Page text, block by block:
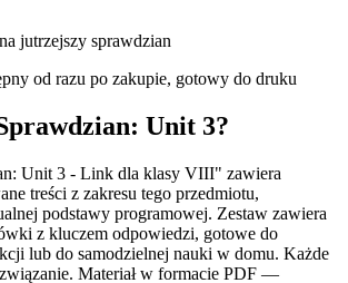
jutrzejszy sprawdzian
od razu po zakupie, gotowy do druku
Unit 3?
Unit 3 - Link dla klasy VIII" zawiera
treści z zakresu tego przedmiotu,
podstawy programowej. Zestaw zawiera
z kluczem odpowiedzi, gotowe do
lub do samodzielnej nauki w domu. Każde
Materiał w formacie PDF —